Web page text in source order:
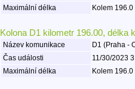
Maximální délka
Kolem
Kolona D1 kilometr 196.00, délka
Název komunikace
D1 (Praha -
Čas události
11/30/2023
Maximální délka
Kolem